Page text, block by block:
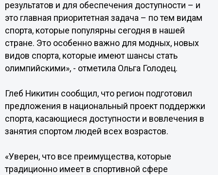
результатов и для обеспечения доступности – и
это главная приоритетная задача – по тем видам
спорта, которые популярны сегодня в нашей
стране. Это особенно важно для модных, новых
видов спорта, которые имеют шансы стать
олимпийскими», - отметила Ольга Голодец.
Глеб Никитин сообщил, что регион подготовил
предложения в национальный проект поддержки
спорта, касающиеся доступности и вовлечения в
занятия спортом людей всех возрастов.
«Уверен, что все преимущества, которые
традиционно имеет в спортивной сфере